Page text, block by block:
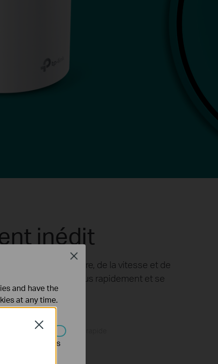
inédit
de la couverture, de la vitesse et de
qui se charge plus rapidement et se
△
WiFi plus rapide
Close
and have the
at any time.
être désactivés
Close